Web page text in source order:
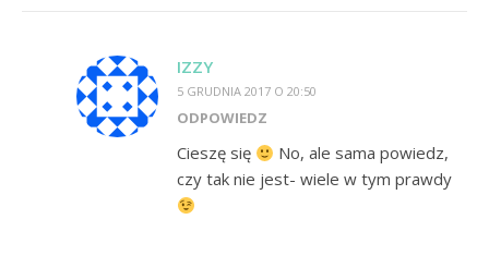
IZZY
5 GRUDNIA 2017 O 20:50
ODPOWIEDZ
Cieszę się
No, ale sama powiedz,
czy tak nie jest- wiele w tym prawdy